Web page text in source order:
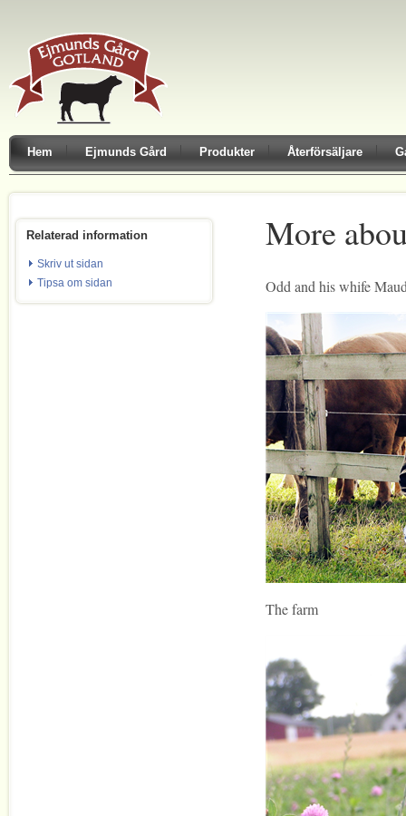
Hem Ejmunds Gård Produkter Återförsäljare
Relaterad information
Skriv ut sidan
Tipsa om sidan
More
Odd and his whife
The farm